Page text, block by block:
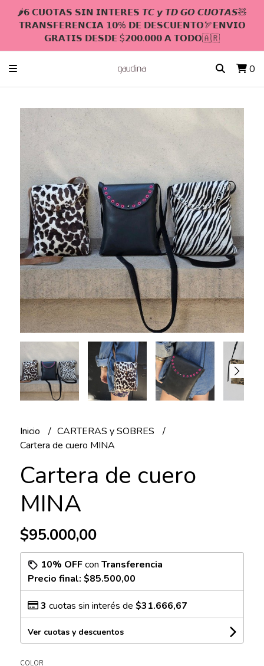
🌶𝟲 𝗖𝗨𝗢𝗧𝗔𝗦 𝗦𝗜𝗡 𝗜𝗡𝗧𝗘𝗥𝗘𝗦 𝙏𝘾 𝙮 𝙏𝘿 𝙂𝙊 𝘾𝙐𝙊𝙏𝘼𝙎🧸
𝗧𝗥𝗔𝗡𝗦𝗙𝗘𝗥𝗘𝗡𝗖𝗜𝗔 𝟭𝟬% 𝗗𝗘 𝗗𝗘𝗦𝗖𝗨𝗘𝗡𝗧𝗢🏹𝗘𝗡𝗩𝗜𝗢
𝗚𝗥𝗔𝗧𝗜𝗦 𝗗𝗘𝗦𝗗𝗘 $𝟮𝟬𝟬.𝟬𝟬𝟬 𝗔 𝗧𝗢𝗗𝗢🇦🇷
0
Inicio
CARTERAS y SOBRES
Cartera de cuero MINA
Cartera de cuero
MINA
$95.000,00
10% OFFcon Transferencia
Precio final: $85.500,00
3 cuotas sin interés de $31.666,67
Ver cuotas y descuentos
COLOR